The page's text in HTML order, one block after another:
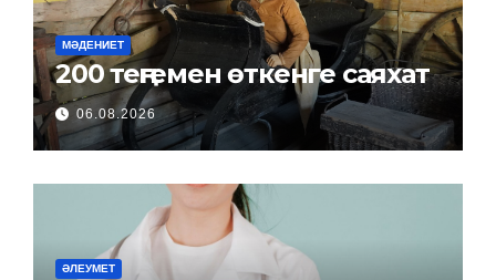
МӘДЕНИЕТ
200 теңгемен өткенге саяхат
06.08.2026
ӘЛЕУМЕТ